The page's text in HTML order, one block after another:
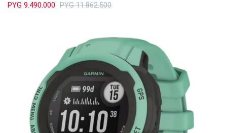
PYG 9.490.000 PYG 11.862.500